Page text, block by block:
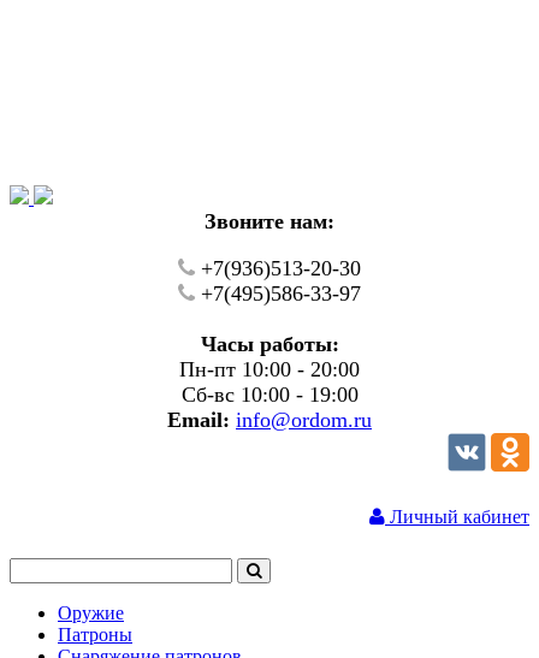
Звоните нам:
+7(936)513-20-30
+7(495)586-33-97
Часы работы:
Пн-пт 10:00 - 20:00
Сб-вс 10:00 - 19:00
Email: info@ordom.ru
Личный кабинет
Оружие
Патроны